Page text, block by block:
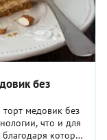
без
что и для